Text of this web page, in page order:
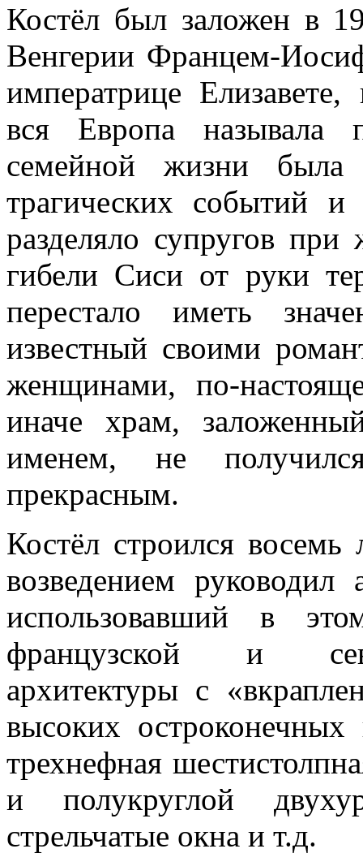
Костёл был заложен в
Венгерии Францем-
императрице
вся Европа называла
семейной жизни
трагических событий и
разделяло супругов
гибели Сиси от руки
перестало иметь
известный своими
женщинами, по-
иначе храм,
именем, не
прекрасным.
Костёл строился
возведением руководил
использовавший в
французской и
архитектуры с
высоких
трехнефная
и полукруглой
стрельчатые окна и т.д.